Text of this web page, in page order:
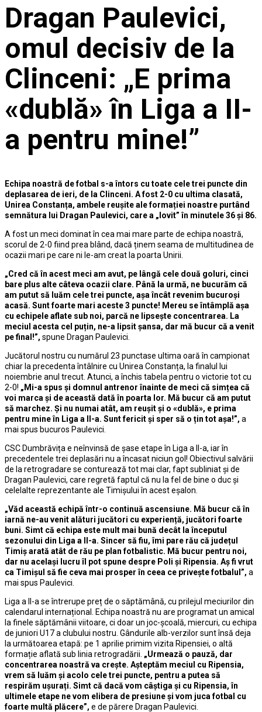
Dragan Paulevici,
omul decisiv de la
Clinceni: „E prima
«dublă» în Liga a II-
a pentru mine!”
Echipa noastră de fotbal s-a întors cu toate cele trei puncte din
deplasarea de ieri, de la Clinceni. A fost 2-0 cu ultima clasată,
Unirea Constanța, ambele reușite ale formației noastre purtând
semnătura lui Dragan Paulevici, care a „lovit” în minutele 36 și 86.
A fost un meci dominat în cea mai mare parte de echipa noastră,
scorul de 2-0 fiind prea blând, dacă ținem seama de multitudinea de
ocazii mari pe care ni le-am creat la poarta Unirii.
„Cred că în acest meci am avut, pe lângă cele două goluri, cinci
bare plus alte câteva ocazii clare. Până la urmă, ne bucurăm că
am putut să luăm cele trei puncte, așa încât revenim bucuroși
acasă. Sunt foarte mari aceste 3 puncte! Mereu se întâmplă așa
cu echipele aflate sub noi, parcă ne lipsește concentrarea. La
meciul acesta cel puțin, ne-a lipsit șansa, dar mă bucur că a venit
pe final!”, spune Dragan Paulevici.
Jucătorul nostru cu numărul 23 punctase ultima oară în campionat
chiar la precedenta întâlnire cu Unirea Constanța, la finalul lui
noiembrie anul trecut. Atunci, a închis tabela pentru o victorie tot cu
2-0! „Mi-a spus și domnul antrenor înainte de meci că simțea că
voi marca și de această dată în poarta lor. Mă bucur că am putut
să marchez. Și nu numai atât, am reușit și o «dublă», e prima
pentru mine în Liga a II-a. Sunt fericit și sper să o țin tot așa!”, a
mai spus bucuros Paulevici.
CSC Dumbrăvița e neînvinsă de șase etape în Liga a II-a, iar în
precedentele trei deplasări nu a încasat niciun gol! Obiectivul salvării
de la retrogradare se conturează tot mai clar, fapt subliniat și de
Dragan Paulevici, care regretă faptul că nu la fel de bine o duc și
celelalte reprezentante ale Timișului în acest eșalon.
„Văd această echipă într-o continuă ascensiune. Mă bucur că în
iarnă ne-au venit alături jucători cu experiență, jucători foarte
buni. Simt că echipa este mult mai bună decât la începutul
sezonului din Liga a II-a. Sincer să fiu, îmi pare rău că județul
Timiș arată atât de rău pe plan fotbalistic. Mă bucur pentru noi,
dar nu același lucru îl pot spune despre Poli și Ripensia. Aș fi vrut
ca Timișul să fie ceva mai prosper în ceea ce privește fotbalul”, a
mai spus Paulevici.
Liga a II-a se întrerupe preț de o săptămână, cu prilejul meciurilor din
calendarul internațional. Echipa noastră nu are programat un amical
la finele săptămânii viitoare, ci doar un joc-școală, miercuri, cu echipa
de juniori U17 a clubului nostru. Gândurile alb-verzilor sunt însă deja
la următoarea etapă: pe 1 aprilie primim vizita Ripensiei, o altă
formație aflată sub linia retrogradării. „Urmează o pauză, dar
concentrarea noastră va crește. Așteptăm meciul cu Ripensia,
vrem să luăm și acolo cele trei puncte, pentru a putea să
respirăm ușurați. Simt că dacă vom câștiga și cu Ripensia, în
ultimele etape ne vom elibera de presiune și vom juca fotbal cu
foarte multă plăcere”, e de părere Dragan Paulevici.